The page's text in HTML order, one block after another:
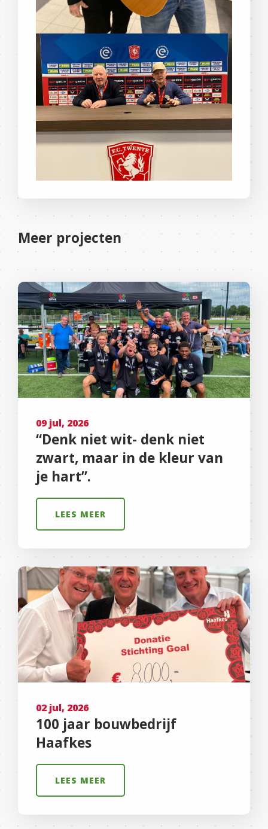
Meer projecten
09 jul, 2026
“Denk niet wit- denk niet
zwart, maar in de kleur van
je hart”.
LEES MEER
02 jul, 2026
100 jaar bouwbedrijf
Haafkes
LEES MEER